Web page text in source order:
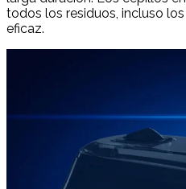
todos los residuos, incluso
eficaz.